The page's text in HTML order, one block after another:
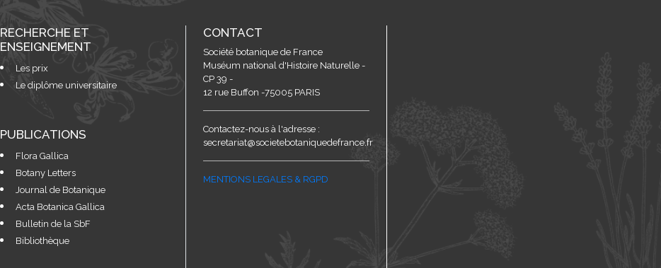
RECHERCHE ET
ENSEIGNEMENT
Les prix
Le diplôme universitaire
PUBLICATIONS
Flora Gallica
Botany Letters
Journal de Botanique
Acta Botanica Gallica
Bulletin de la SbF
Bibliothèque
CONTACT
Société botanique de France
Muséum national d'Histoire Naturelle -
CP 39 -
12 rue Buffon -75005 PARIS
Contactez-nous à l'adresse :
secretariat@societebotaniquedefrance.fr
MENTIONS LEGALES & RGPD